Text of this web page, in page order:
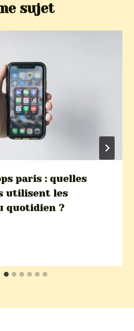
sujet
paris : quelles
utilisent les
quotidien ?